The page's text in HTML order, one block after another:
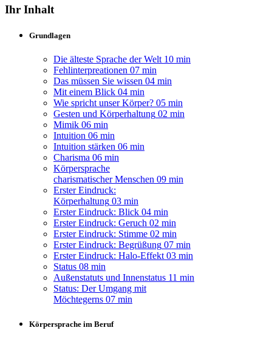
Ihr Inhalt
Grundlagen
Die älteste Sprache der Welt 10 min
Fehlinterpreationen 07 min
Das müssen Sie wissen 04 min
Mit einem Blick 04 min
Wie spricht unser Körper? 05 min
Gesten und Körperhaltung 02 min
Mimik 06 min
Intuition 06 min
Intuition stärken 06 min
Charisma 06 min
Körpersprache
charismatischer Menschen 09 min
Erster Eindruck:
Körperhaltung 03 min
Erster Eindruck: Blick 04 min
Erster Eindruck: Geruch 02 min
Erster Eindruck: Stimme 02 min
Erster Eindruck: Begrüßung 07 min
Erster Eindruck: Halo-Effekt 03 min
Status 08 min
Außenstatuts und Innenstatus 11 min
Status: Der Umgang mit
Möchtegerns 07 min
Körpersprache im Beruf